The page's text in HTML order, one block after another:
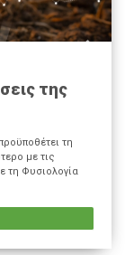
της
τη
με τις
τη Φυσιολογία